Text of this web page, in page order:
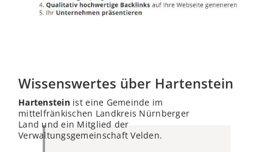
Wissenswertes über Hartenstein
Hartensteinist eine Gemeinde im
mittelfränkischen Landkreis Nürnberger
Land und ein Mitglied der
Verwaltungsgemeinschaft Velden.